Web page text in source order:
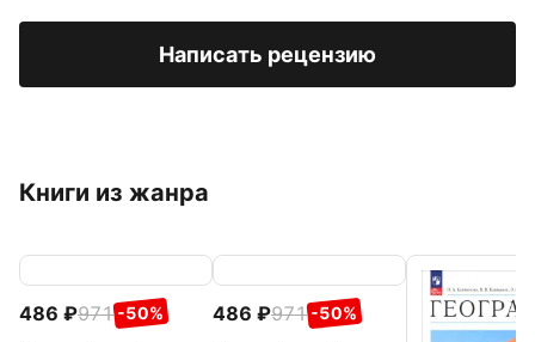
Написать рецензию
Книги из жанра
486 971 -50% 486 971 -50%